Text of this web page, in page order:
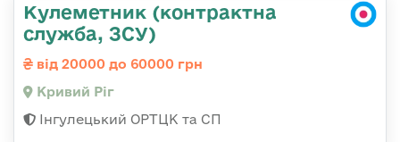
Кулеметник (контрактна
служба, ЗСУ)
від 20000 до 60000 грн
Кривий Ріг
Інгулецький ОРТЦК та СП